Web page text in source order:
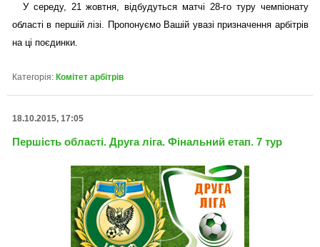
У середу, 21 жовтня, відбудуться матчі 28-го туру чемпіонату
області в першій лізі. Пропонуємо Вашій увазі призначення арбітрів
на ці поєдинки.
Категорія: Комітет арбітрів
18.10.2015, 17:05
Першість області. Друга ліга. Фінальний етап. 7 тур